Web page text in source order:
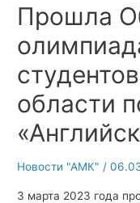
Прошла
области
Новости "АМК" /
3 марта 2023 года